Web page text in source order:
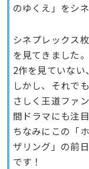
のゆくえ」をシ
シネプレックス
を見てきました
2作を見ていない
しかし、それで
さしく王道ファ
間ドラマにも注目
ちなみにこの「
ザリング」の前
です！